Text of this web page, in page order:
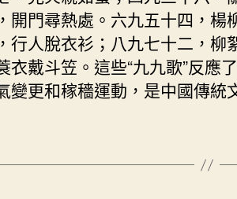
開門尋熱處。六九五十四，楊
行人脫衣衫；八九七十二，柳
衣戴斗笠。這些“九九歌”反應
變更和稼穡運動，是中國傳統